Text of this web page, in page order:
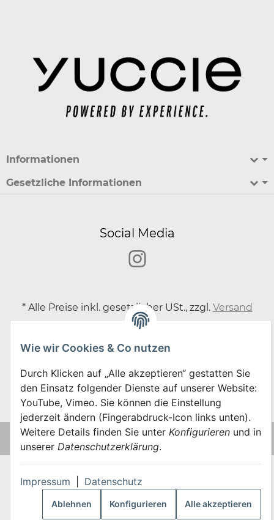
Wie wir Cookies & Co nutzen
Durch Klicken auf „Alle akzeptieren“ gestatten Sie
den Einsatz folgender Dienste auf unserer Website:
YouTube, Vimeo. Sie können die Einstellung
jederzeit ändern (Fingerabdruck-Icon links unten).
Weitere Details finden Sie unter Konfigurieren und in
unserer Datenschutzerklärung.
Impressum Datenschutz
Ablehnen Konfigurieren Alle akzeptieren
Informationen
Gesetzliche Informationen
Social Media
*Alle Preise inkl. gesetzlicher USt., zzgl. Versand
Datenschutz-Einstellungen
VERTRAG WIDERRUFEN
Erstellt mitadmorris Pro